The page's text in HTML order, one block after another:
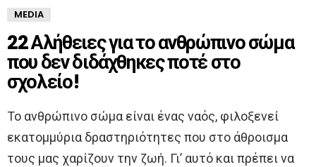
MEDIA
22 Αλήθειες για το ανθρώπινο σώμα
που δεν διδάχθηκες ποτέ στο
σχολείο!
Το ανθρώπινο σώμα είναι ένας ναός, φιλοξενεί
εκατομμύρια δραστηριότητες που στο άθροισμα
τους μας χαρίζουν την ζωή. Γι’ αυτό και πρέπει να